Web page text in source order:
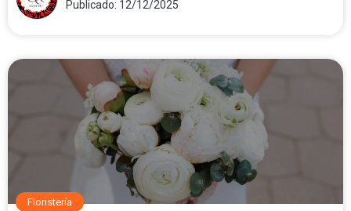
Publicado: 12/12/2025
Floristería